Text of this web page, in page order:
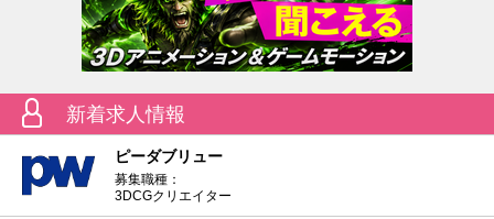
新着求人情報
ピーダブリュー
募集職種：
3DCGクリエイター